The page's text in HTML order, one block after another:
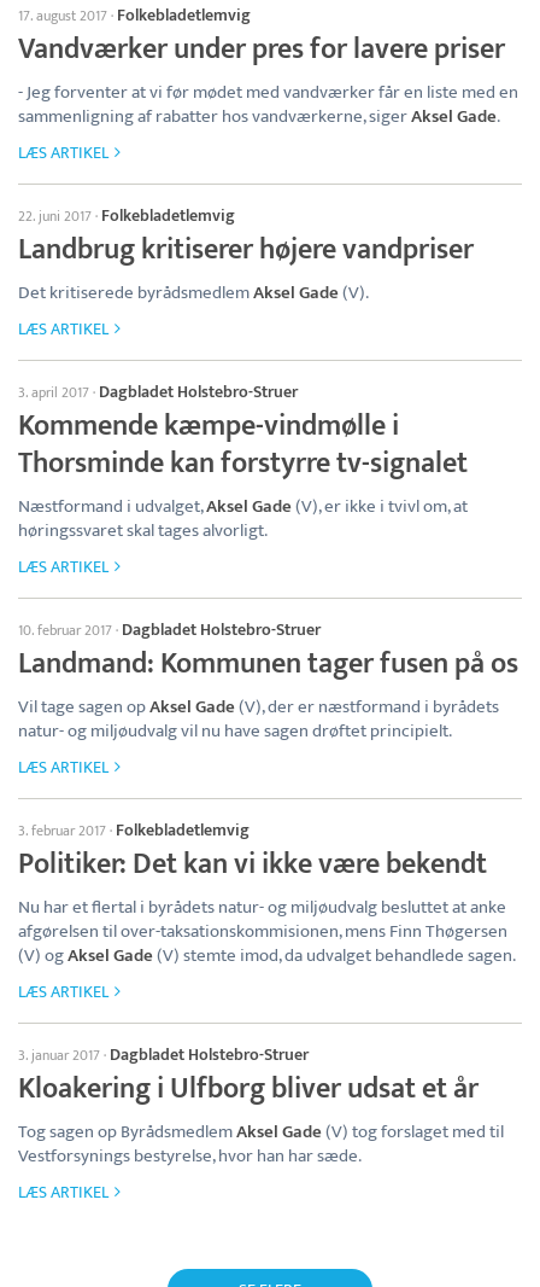
17. august 2017· Folkebladetlemvig
Vandværker under pres for lavere priser
- Jeg forventer at vi før mødet med vandværker får en liste med en
sammenligning af rabatter hos vandværkerne, sigerAksel Gade.
LÆS ARTIKEL
22. juni 2017· Folkebladetlemvig
Landbrug kritiserer højere vandpriser
Det kritiserede byrådsmedlemAksel Gade(V).
LÆS ARTIKEL
3. april 2017· Dagbladet Holstebro-Struer
Kommende kæmpe-vindmølle i
Thorsminde kan forstyrre tv-signalet
Næstformand i udvalget,Aksel Gade(V), er ikke i tvivl om, at
høringssvaret skal tages alvorligt.
LÆS ARTIKEL
10. februar 2017· Dagbladet Holstebro-Struer
Landmand: Kommunen tager fusen på os
Vil tage sagen opAksel Gade(V), der er næstformand i byrådets
natur- og miljøudvalg vil nu have sagen drøftet principielt.
LÆS ARTIKEL
3. februar 2017· Folkebladetlemvig
Politiker: Det kan vi ikke være bekendt
Nu har et flertal i byrådets natur- og miljøudvalg besluttet at anke
afgørelsen til over-taksationskommisionen, mens Finn Thøgersen
(V) ogAksel Gade(V) stemte imod, da udvalget behandlede sagen.
LÆS ARTIKEL
3. januar 2017· Dagbladet Holstebro-Struer
Kloakering i Ulfborg bliver udsat et år
Tog sagen op ByrådsmedlemAksel Gade(V) tog forslaget med til
Vestforsynings bestyrelse, hvor han har sæde.
LÆS ARTIKEL